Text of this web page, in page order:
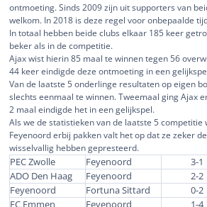
ontmoeting. Sinds 2009 zijn uit supporters van
welkom. In 2018 is deze regel voor onbepaalde
In totaal hebben beide clubs elkaar 185 keer
beker als in de competitie.
Ajax wist hierin 85 maal te winnen tegen 56
44 keer eindigde deze ontmoeting in een
Van de laatste 5 onderlinge resultaten op eigen
slechts eenmaal te winnen. Tweemaal ging Ajax
2 maal eindigde het in een gelijkspel.
Als we de statistieken van de laatste 5 competitie
Feyenoord erbij pakken valt het op dat ze zeker
wisselvallig hebben gepresteerd.
PEC Zwolle Feyenoord 3-1
ADO Den Haag
Feyenoord 2-2
Feyenoord
Fortuna Sittard 0-2